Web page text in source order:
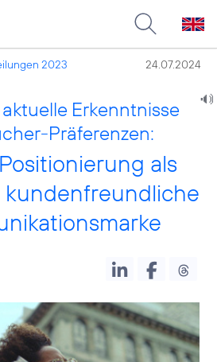
2023 24.07.2024
Erkenntnisse
Präferenzen:
als
kundenfreundliche